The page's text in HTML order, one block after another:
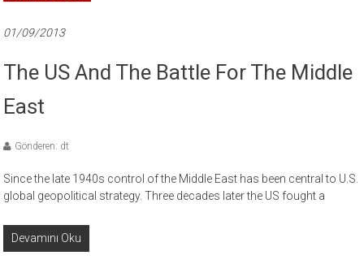
01/09/2013
The US And The Battle For The Middle
East
Gönderen: dt
Since the late 1940s control of the Middle East has been central to U.S.
global geopolitical strategy. Three decades later the US fought a
Devamını Oku